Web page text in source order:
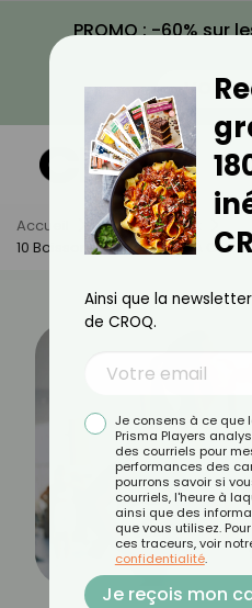
PROMO : -60% sur
VOIR
Accueil Actus
Sport
10 Boissons Pour Sportifs À
Ainsi que la
de CROQ.
Je consens à ce que
Prisma Players
des courriels pour
performances des
pourrons savoir si
courriels, l'heure à
ainsi que des
que vous utilisez.
ces traceurs, voir
confidentialité.
Je reçois mon